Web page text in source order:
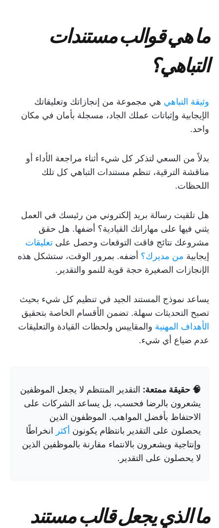
ما هي قوالب مستندات
التباهي؟
وثيقة التباهي هي مجموعة من إنجازاتك وتعليقاتك
الإيجابية وإثباتات عملك الجاد، مسجلة بأمان في مكان
واحد.
بدلاً من السعي لتذكر كل شيء أثناء مراجعة الأداء أو
مناقشة الترقية، تنظم مستندات التباهي كل تلك
اللحظات.
هل تلقيت رسالة بريد إلكتروني من رئيسك في العمل
يثني فيها على مهاراتك القيادية؟ أضفها. هل حقق
مشروعك نتائج فاقت التوقعات وحصل على تعليقات
إيجابية من مديرك؟ أضفه. بمرور الوقت، ستشكل هذه
الإنجازات الصغيرة حجة قوية للنمو والتقدير.
يساعد نموذج المستند الجيد في تنظيم كل شيء بحيث
تصبح التحديثات سهلة. تضمن الأقسام الخاصة بتحقيق
الأهداف المهنية والمقاييس ولحظات القيادة والتعليقات
عدم ضياع أي شيء.
🧠 حقيقة ممتعة: التقدير المنتظم لا يجعل الموظفين
يشعرون بالرضا فحسب، بل يساعد الشركات على
الاحتفاظ بأفضل المواهب. الموظفون الذين
يحصلون على التقدير بانتظام يكونون أكثر انخراطًا
وإنتاجية ويشعرون بالانتماء مقارنة بالموظفين الذين
لا يحصلون على التقدير.
ما الذي يجعل قالب مستند